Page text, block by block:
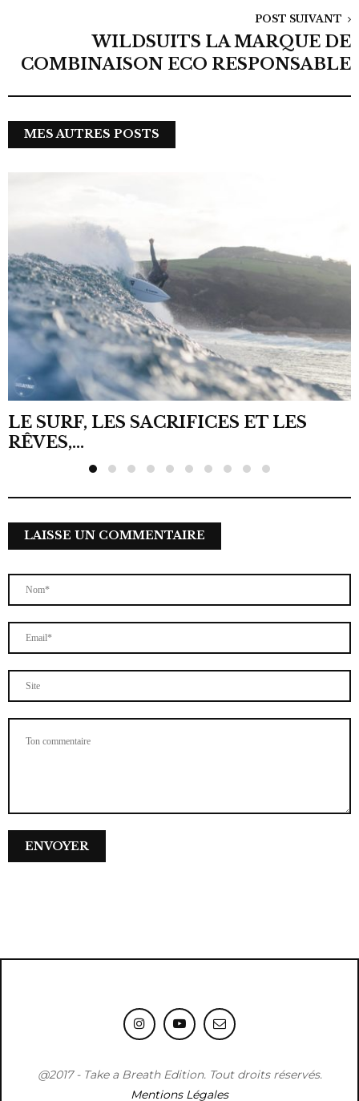
POST SUIVANT
WILDSUITS LA MARQUE DE
COMBINAISON ECO RESPONSABLE
MES AUTRES POSTS
LE SURF, LES SACRIFICES ET LES
RÊVES,...
LAISSE UN COMMENTAIRE
@2017 - Take a Breath Edition. Tout droits réservés.
Mentions Légales